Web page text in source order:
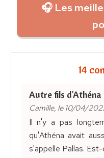
🎧 Les
14
Autre fils d'Athéna
Camille, le 10/04/
Il n'y a pas
qu'Athéna avait
s'appelle Pallas.